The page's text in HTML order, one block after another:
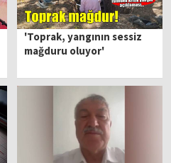
'Toprak, yangının sessiz
mağduru oluyor'